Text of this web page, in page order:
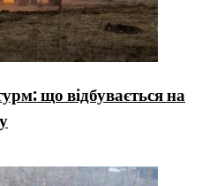
що відбувається на